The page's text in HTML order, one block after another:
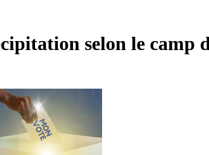
selon le camp